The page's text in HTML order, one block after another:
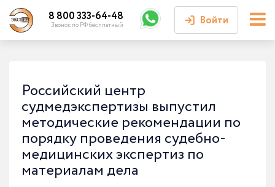
Войти
Личный кабинет
8 800 333-64-48
Звонок по РФ бесплатный
Российский центр
судмедэкспертизы выпустил
методические рекомендации по
порядку проведения судебно-
медицинских экспертиз по
материалам дела